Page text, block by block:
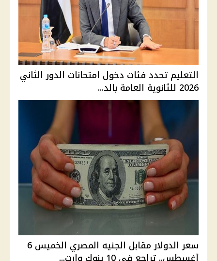
التعليم تحدد فئات دخول امتحانات الدور الثاني
2026 للثانوية العامة بالد...
سعر الدولار مقابل الجنيه المصري الخميس 6